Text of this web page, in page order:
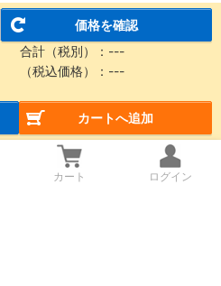
価格を確認
合計（税別）： ---
（税込価格）： ---
カートへ追加
カート ログイン